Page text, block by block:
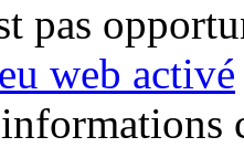
pas
web activé